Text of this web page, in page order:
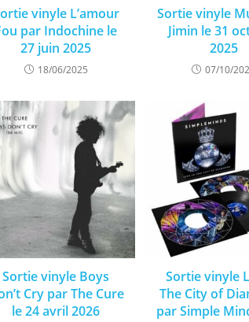
vinyle L’amour
par Indochine le
27 juin 2025
18/06/2025
Sortie vinyle
Jimin le 31
2025
07/10/
Sortie vinyle Boys
Cry par The Cure
le 24 avril 2026
Sortie vinyle
The City of
par Simple